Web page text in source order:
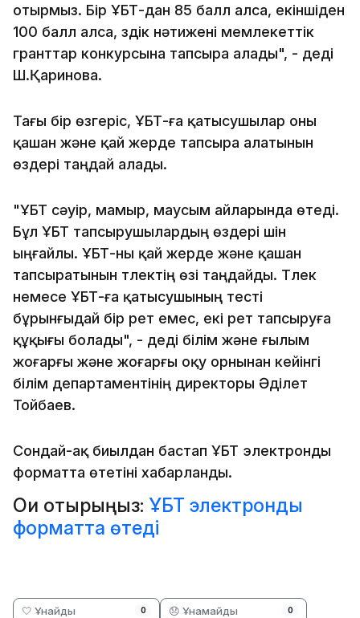
отырмыз. Бір ҰБТ-дан 85 балл алса, екіншіден
100 балл алса, үздік нәтижені мемлекеттік
гранттар конкурсына тапсыра алады", - деді
Ш.Қаринова.
Тағы бір өзгеріс, ҰБТ-ға қатысушылар оны
қашан және қай жерде тапсыра алатынын
өздері таңдай алады.
"ҰБТ сәуір, мамыр, маусым айларында өтеді.
Бұл ҰБТ тапсырушылардың өздері үшін
ыңғайлы. ҰБТ-ны қай жерде және қашан
тапсыратынын түлектің өзі таңдайды. Түлек
немесе ҰБТ-ға қатысушының тесті
бұрынғыдай бір рет емес, екі рет тапсыруға
құқығы болады", - деді білім және ғылым
жоғарғы және жоғарғы оқу орнынан кейінгі
білім департаментінің директоры Әділет
Тойбаев.
Сондай-ақ биылдан бастап ҰБТ электронды
форматта өтетіні хабарланды.
Оқи отырыңыз: ҰБТ электронды
форматта өтеді
🤍 Ұнайды 0 😞 Ұнамайды 0